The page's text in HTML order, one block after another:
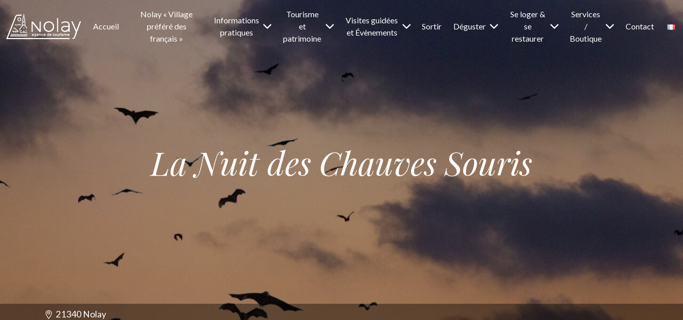
Accueil
Nolay « Village
préféré des
français »
Informations
pratiques
Tourisme
et
patrimoine
Visites guidées
et Évènements
Sortir Déguster
Se loger &
se
restaurer
Services
/
Boutique
Contact
La Nuit des Chauves Souris
21340 Nolay